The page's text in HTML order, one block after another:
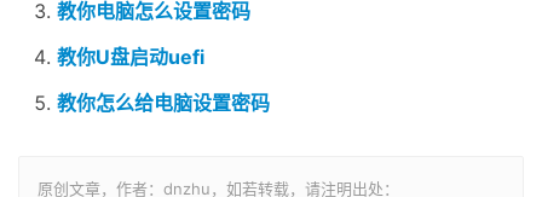
教你电脑怎么设置密码
教你U盘启动uefi
教你怎么给电脑设置密码
原创文章，作者：dnzhu，如若转载，请注明出处：